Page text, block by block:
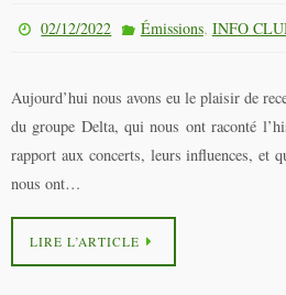
02/12/2022 Émissions, INFO
Aujourd’hui nous avons eu le plaisir de
du groupe Delta, qui nous ont raconté
rapport aux concerts, leurs influences, et
nous ont…
LIRE L’ARTICLE